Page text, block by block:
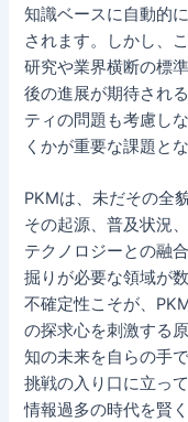
知識ベースに自動的
されます。しかし、
研究や業界横断の標
後の進展が期待され
ティの問題も考慮し
くかが重要な課題と
PKMは、未だその全
その起源、普及状況
テクノロジーとの融
掘りが必要な領域が
不確定性こそが、
の探求心を刺激する
知の未来を自らの手
挑戦の入り口に立っ
情報過多の時代を賢